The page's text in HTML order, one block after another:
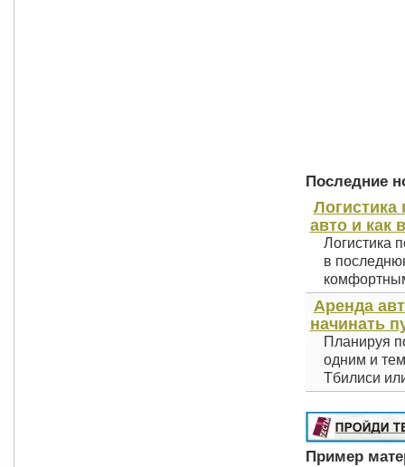
Последние
Логистика
авто и как
Логистика
в
Аренда
начинать
Планируя
одним и
Тбилиси
Пример